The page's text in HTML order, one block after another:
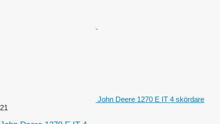
John Deere 1270 E IT 4 skördare
21